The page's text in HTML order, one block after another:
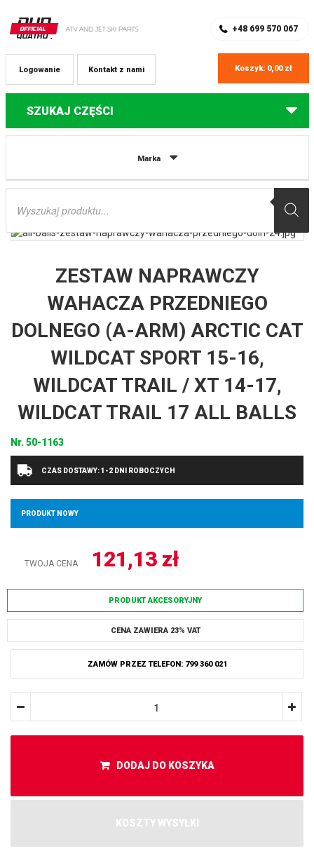
+48 699 570 067
Kontakt z nami
Logowanie Koszyk: 0,00 zł
SZUKAJ CZĘŚCI
Marka
Wyszukiwarka
Części do quadów Arctic Cat
16, WILDCAT TRAIL / XT 14-17, WILDCAT TRAIL 17 ALL BALLS
ZESTAW NAPRAWCZY
WAHACZA PRZEDNIEGO
DOLNEGO (A-ARM) ARCTIC CAT
WILDCAT SPORT 15-16,
WILDCAT TRAIL / XT 14-17,
WILDCAT TRAIL 17 ALL BALLS
Nr.50-1163
CZAS DOSTAWY: 1-2 DNI ROBOCZYCH
PRODUKT NOWY
TWOJA CENA 121,13 zł
PRODUKT AKCESORYJNY
CENA ZAWIERA 23% VAT
ZAMÓW PRZEZ TELEFON: 799 360 021
DODAJ DO KOSZYKA
KOSZTY WYSYŁKI